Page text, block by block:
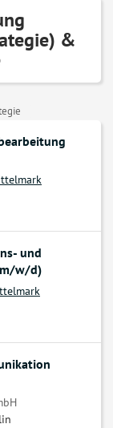
&
und
w/d)